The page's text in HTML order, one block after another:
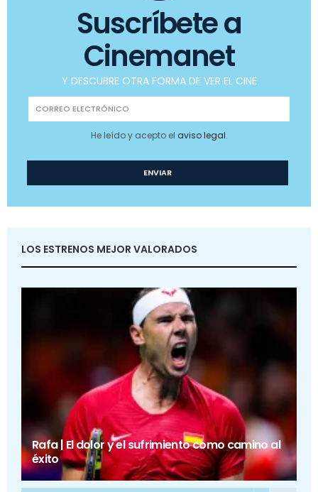
Suscríbete a
Cinemanet
Y DESCUBRE OTRA FORMA DE VER EL CINE
He leído y acepto el aviso legal.
LOS ESTRENOS MEJOR VALORADOS
Rafa | El dolor y el sufrimiento como camino al
éxito